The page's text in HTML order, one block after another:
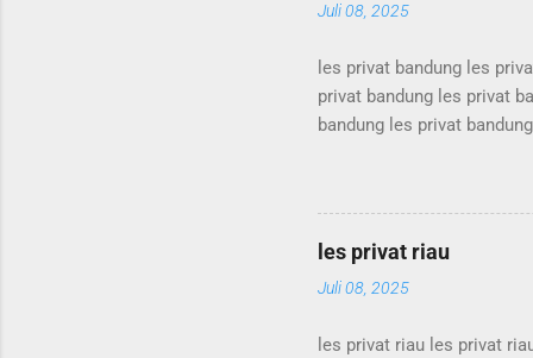
Juli 08, 2025
les privat bandung les
privat bandung les privat
bandung les privat
privat bandung les privat
bandung les privat
les privat bandung les
privat bandung les privat
les privat riau
Juli 08, 2025
les privat riau les privat